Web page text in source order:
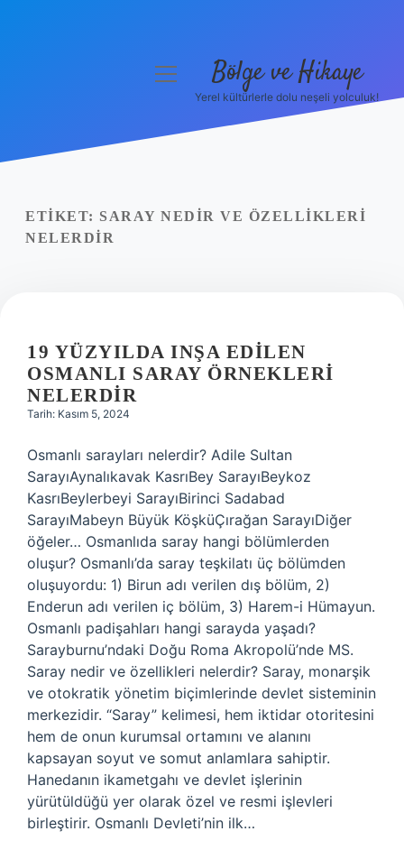
Yasal Uyarı
menüyü
Bölge ve Hikaye
Yerel kültürlerle dolu neşeli yolculuk!
ETIKET: SARAY NEDIR VE ÖZELLIKLERI
NELERDIR
19 YÜZYILDA INŞA EDILEN
OSMANLI SARAY ÖRNEKLERI
NELERDIR
Tarih: Kasım 5, 2024
Osmanlı sarayları nelerdir? Adile Sultan
SarayıAynalıkavak KasrıBey SarayıBeykoz
KasrıBeylerbeyi SarayıBirinci Sadabad
SarayıMabeyn Büyük KöşküÇırağan SarayıDiğer
öğeler… Osmanlıda saray hangi bölümlerden
oluşur? Osmanlı’da saray teşkilatı üç bölümden
oluşuyordu: 1) Birun adı verilen dış bölüm, 2)
Enderun adı verilen iç bölüm, 3) Harem-i Hümayun.
Osmanlı padişahları hangi sarayda yaşadı?
Sarayburnu’ndaki Doğu Roma Akropolü’nde MS.
Saray nedir ve özellikleri nelerdir? Saray, monarşik
ve otokratik yönetim biçimlerinde devlet sisteminin
merkezidir. “Saray” kelimesi, hem iktidar otoritesini
hem de onun kurumsal ortamını ve alanını
kapsayan soyut ve somut anlamlara sahiptir.
Hanedanın ikametgahı ve devlet işlerinin
yürütüldüğü yer olarak özel ve resmi işlevleri
birleştirir. Osmanlı Devleti’nin ilk…